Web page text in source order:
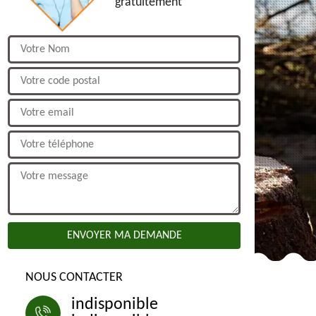
NOUS CONTACTER
indisponible